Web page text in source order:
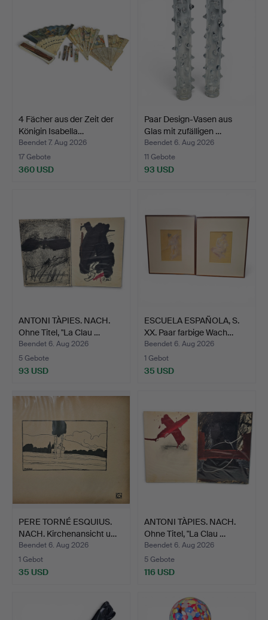
4 Fächer aus der Zeit der
Königin Isabella…
Beendet 7. Aug 2026
17 Gebote
360 USD
Paar Design-Vasen aus
Glas mit zufälligen …
Beendet 6. Aug 2026
11 Gebote
93 USD
ANTONI TÀPIES. NACH.
Ohne Titel, "La Clau …
Beendet 6. Aug 2026
5 Gebote
93 USD
ESCUELA ESPAÑOLA, S.
XX. Paar farbige Wach…
Beendet 6. Aug 2026
1 Gebot
35 USD
PERE TORNÉ ESQUIUS.
NACH. Kirchenansicht u…
Beendet 6. Aug 2026
1 Gebot
35 USD
ANTONI TÀPIES. NACH.
Ohne Titel, "La Clau …
Beendet 6. Aug 2026
5 Gebote
116 USD